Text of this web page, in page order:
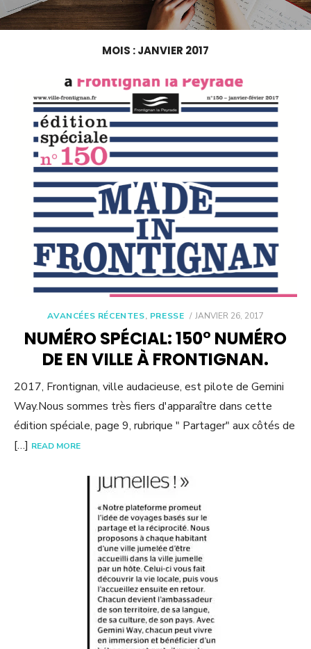
MOIS : JANVIER 2017
AVANCÉES RÉCENTES, PRESSE
POSTED
JANVIER 26, 2017
NUMÉRO SPÉCIAL: 150° NUMÉRO
DE EN VILLE À FRONTIGNAN.
2017, Frontignan, ville audacieuse, est pilote de Gemini
Way.Nous sommes très fiers d'apparaître dans cette
édition spéciale, page 9, rubrique " Partager" aux côtés de
[…] READ MORE